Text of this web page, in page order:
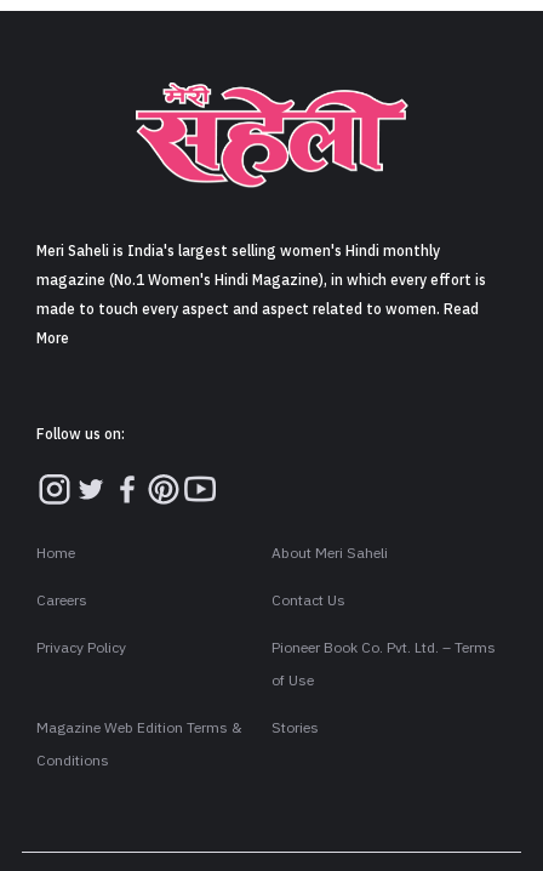
Meri Saheli is India's largest selling women's Hindi monthly
magazine (No.1 Women's Hindi Magazine), in which every effort is
made to touch every aspect and aspect related to women. Read
More
Follow us on:
Home About Meri Saheli
Careers Contact Us
Privacy Policy
Pioneer Book Co. Pvt. Ltd. – Terms
of Use
Magazine Web Edition Terms &
Conditions
Stories